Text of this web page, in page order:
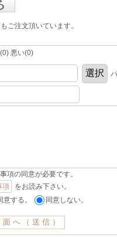
ご注文頂いています。
悪い(0)
項の同意が必要です。
項
をお読み下さい。
意する。 同意しない。